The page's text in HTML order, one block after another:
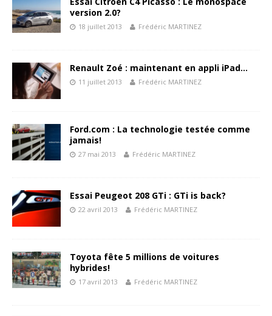
version 2.0?
18 juillet 2013 Frédéric MARTINEZ
Renault Zoé : maintenant en appli iPad…
11 juillet 2013 Frédéric MARTINEZ
Ford.com : La technologie testée comme
jamais!
27 mai 2013 Frédéric MARTINEZ
Essai Peugeot 208 GTi : GTi is back?
22 avril 2013 Frédéric MARTINEZ
Toyota fête 5 millions de voitures
hybrides!
17 avril 2013 Frédéric MARTINEZ